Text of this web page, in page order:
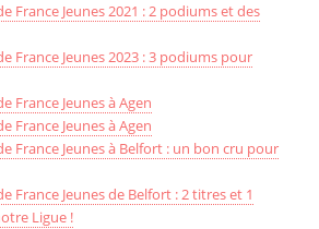
France Jeunes 2021 : 2 podiums et des
France Jeunes 2023 : 3 podiums pour
France Jeunes à Agen
France Jeunes à Agen
France Jeunes à Belfort : un bon cru pour
France Jeunes de Belfort : 2 titres et 1
Ligue !